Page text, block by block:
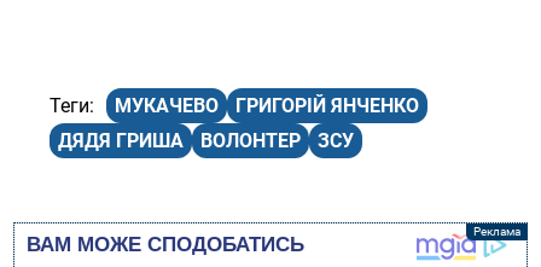
МУКАЧЕВО
ГРИГОРІЙ ЯНЧЕНКО
ДЯДЯ ГРИША
ВОЛОНТЕР ЗСУ